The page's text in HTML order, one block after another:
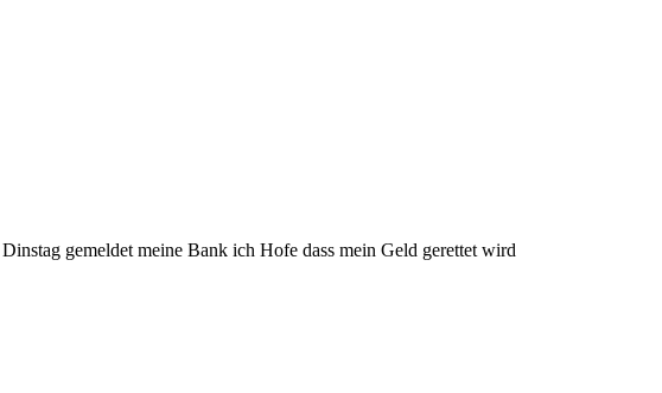
gemeldet meine Bank ich Hofe dass mein Geld gerettet wird